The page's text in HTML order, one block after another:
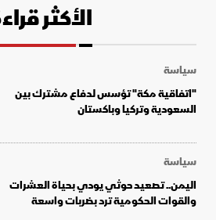
الأكثر
سياسة
"اتفاقية مكة" تؤسس لدفاع مشترك بين
السعودية وتركيا وباكستان
سياسة
اليمن.. تصعيد حوثي يودي بحياة العشرات
والقوات الحكومية ترد بضربات واسعة